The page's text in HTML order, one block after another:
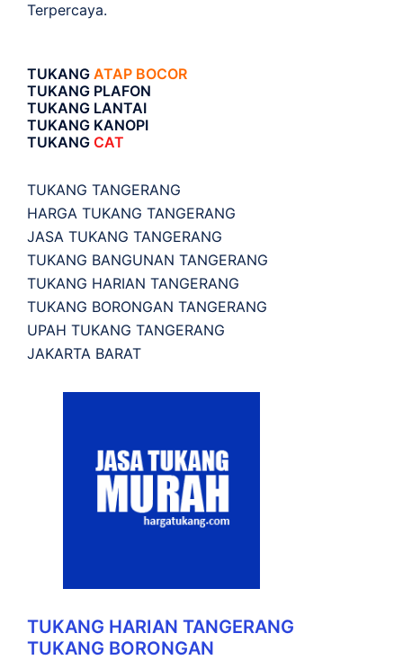
Terpercaya.
TUKANG ATAP BOCOR
TUKANG PLAFON
TUKANG LANTAI
TUKANG KANOPI
TUKANG CAT
TUKANG TANGERANG
HARGA TUKANG TANGERANG
JASA TUKANG TANGERANG
TUKANG BANGUNAN TANGERANG
TUKANG HARIAN TANGERANG
TUKANG BORONGAN TANGERANG
UPAH TUKANG TANGERANG
JAKARTA BARAT
TUKANG HARIAN TANGERANG
TUKANG BORONGAN